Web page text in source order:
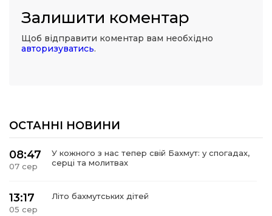
Залишити коментар
Щоб відправити коментар вам необхідно
авторизуватись.
ОСТАННІ НОВИНИ
08:47
07 сер
У кожного з нас тепер свій Бахмут: у спогадах,
серці та молитвах
13:17
05 сер
Літо бахмутських дітей